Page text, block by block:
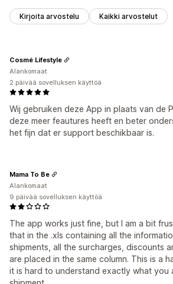
Kirjoita arvostelu Kaikki arvostelut
Wij gebruiken deze App in plaats van de
deze meer feautures heeft en beter
het fijn dat er support beschikbaar is.
Cosmé Lifestyle
Alankomaat
2 päivää sovelluksen käyttöä
The app works just fine, but I am a bit
that in the .xls containing all the
shipments, all the surcharges, discounts
are placed in the same column. This is a
it is hard to understand exactly what you
Mama To Be
Alankomaat
9 päivää sovelluksen käyttöä